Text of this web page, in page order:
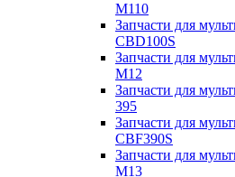
M110
Запчасти для
CBD100S
Запчасти для
M12
Запчасти для
395
Запчасти для
CBF390S
Запчасти для
M13